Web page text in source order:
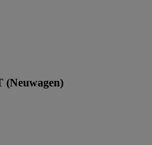
(Neuwagen)